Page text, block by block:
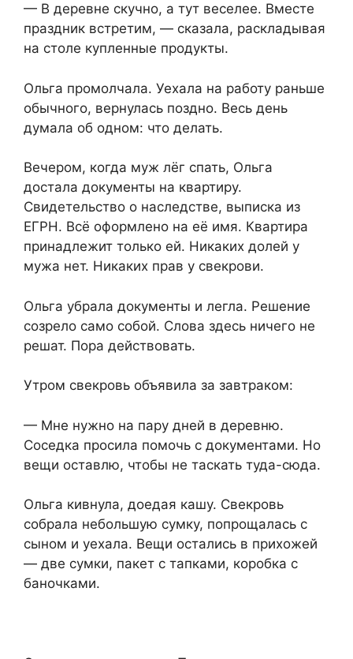
— В деревне скучно, а тут веселее. Вместе
праздник встретим, — сказала, раскладывая
на столе купленные продукты.
Ольга промолчала. Уехала на работу раньше
обычного, вернулась поздно. Весь день
думала об одном: что делать.
Вечером, когда муж лёг спать, Ольга
достала документы на квартиру.
Свидетельство о наследстве, выписка из
ЕГРН. Всё оформлено на её имя. Квартира
принадлежит только ей. Никаких долей у
мужа нет. Никаких прав у свекрови.
Ольга убрала документы и легла. Решение
созрело само собой. Слова здесь ничего не
решат. Пора действовать.
Утром свекровь объявила за завтраком:
— Мне нужно на пару дней в деревню.
Соседка просила помочь с документами. Но
вещи оставлю, чтобы не таскать туда-сюда.
Ольга кивнула, доедая кашу. Свекровь
собрала небольшую сумку, попрощалась с
сыном и уехала. Вещи остались в прихожей
— две сумки, пакет с тапками, коробка с
баночками.